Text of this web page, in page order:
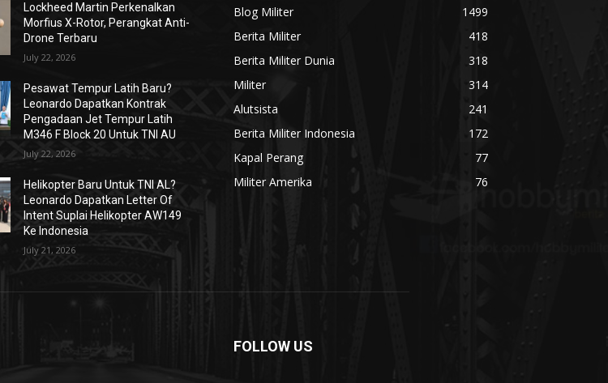
Lockheed Martin Perkenalkan
Morfius X-Rotor, Perangkat Anti-
Drone Terbaru
July 22, 2026
Pesawat Tempur Latih Baru?
Leonardo Dapatkan Kontrak
Pengadaan Jet Tempur Latih
M346 F Block 20 Untuk TNI AU
July 22, 2026
Helikopter Baru Untuk TNI AL?
Leonardo Dapatkan Letter Of
Intent Suplai Helikopter AW149
Ke Indonesia
July 21, 2026
Blog Militer
1499
Berita Militer
418
Berita Militer Dunia
318
Militer
314
Alutsista
241
Berita Militer Indonesia
172
Kapal Perang
77
Militer Amerika
76
FOLLOW US